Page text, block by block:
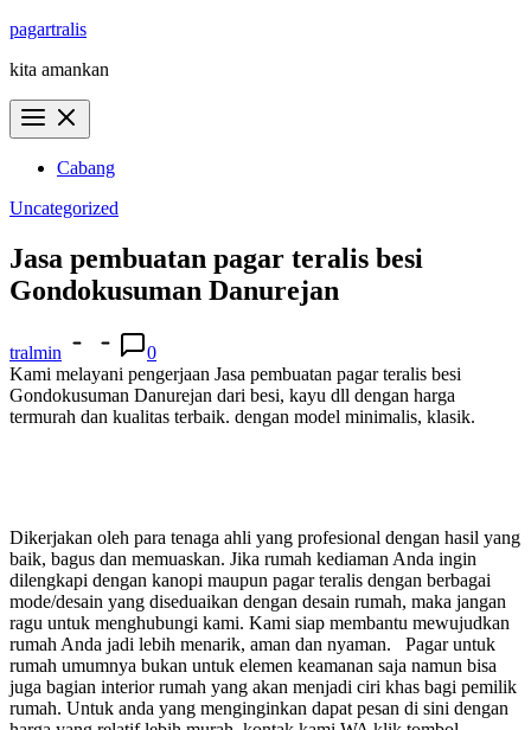
Skip
content
pagartralis
kita amankan
Cabang
Uncategorized
Jasa pembuatan pagar teralis besi
Gondokusuman Danurejan
tralmin
0
Kami melayani pengerjaan Jasa pembuatan pagar teralis besi
Gondokusuman Danurejan dari besi, kayu dll dengan harga
termurah dan kualitas terbaik. dengan model minimalis, klasik.
Dikerjakan oleh para tenaga ahli yang profesional dengan hasil yang
baik, bagus dan memuaskan. Jika rumah kediaman Anda ingin
dilengkapi dengan kanopi maupun pagar teralis dengan berbagai
mode/desain yang diseduaikan dengan desain rumah, maka jangan
ragu untuk menghubungi kami. Kami siap membantu mewujudkan
rumah Anda jadi lebih menarik, aman dan nyaman.
Pagar untuk
rumah umumnya bukan untuk elemen keamanan saja namun bisa
juga bagian interior rumah yang akan menjadi ciri khas bagi pemilik
rumah. Untuk anda yang menginginkan dapat pesan di sini dengan